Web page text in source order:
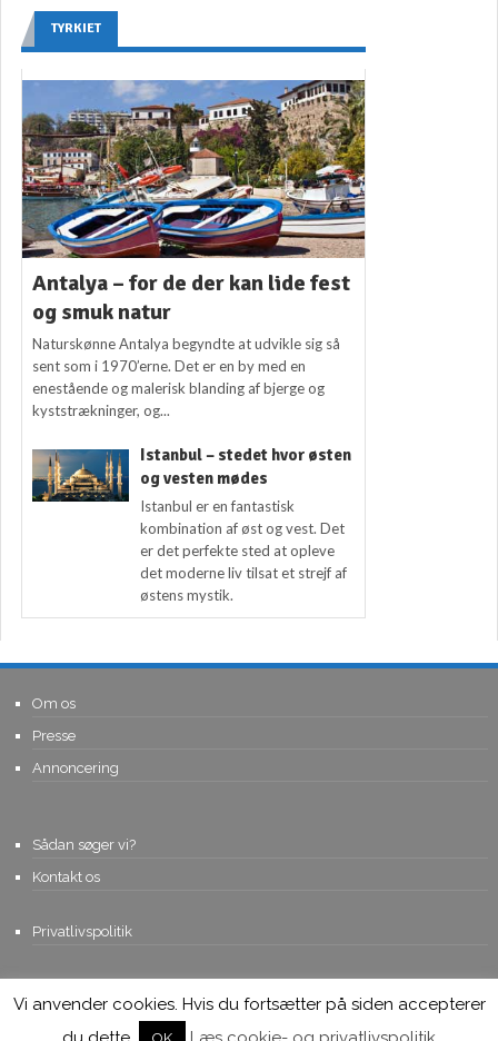
TYRKIET
Antalya – for de der kan lide fest
og smuk natur
Naturskønne Antalya begyndte at udvikle sig så
sent som i 1970’erne. Det er en by med en
enestående og malerisk blanding af bjerge og
kyststrækninger, og...
Istanbul – stedet hvor østen
og vesten mødes
Istanbul er en fantastisk
kombination af øst og vest. Det
er det perfekte sted at opleve
det moderne liv tilsat et strejf af
østens mystik.
Om os
Presse
Annoncering
Sådan søger vi?
Kontakt os
Privatlivspolitik
© Copyright 2015, Viviro.com ApS- Alle rettigheder forbeholdes. Vi
tager forbehold for fejlagtige priser.
Vi anvender cookies. Hvis du fortsætter på siden accepterer